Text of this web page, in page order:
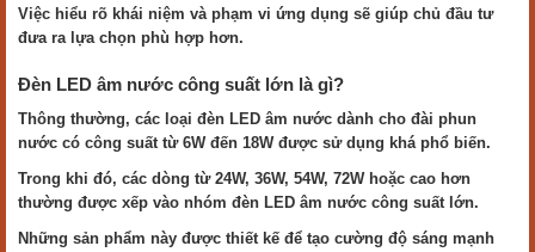
Việc hiểu rõ khái niệm và phạm vi ứng dụng sẽ giúp chủ đầu tư
đưa ra lựa chọn phù hợp hơn.
Đèn LED âm nước công suất lớn là gì?
Thông thường, các loại đèn LED âm nước dành cho đài phun
nước có công suất từ 6W đến 18W được sử dụng khá phổ biến.
Trong khi đó, các dòng từ 24W, 36W, 54W, 72W hoặc cao hơn
thường được xếp vào nhóm đèn LED âm nước công suất lớn.
Những sản phẩm này được thiết kế để tạo cường độ sáng mạnh